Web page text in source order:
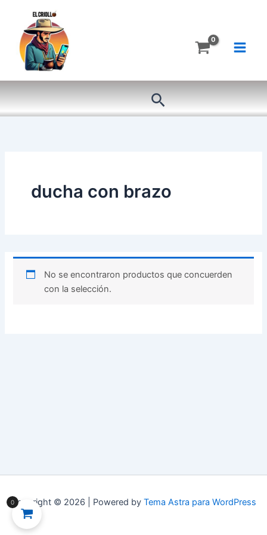
contenido
Buscar
ducha con brazo
No se encontraron productos que concuerden
con la selección.
Copyright © 2026 | Powered by Tema Astra para WordPress
0